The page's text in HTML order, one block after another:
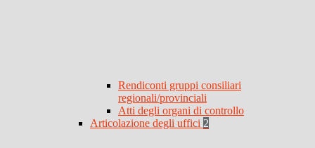
Rendiconti gruppi consiliari
regionali/provinciali
Atti degli organi di controllo
Articolazione degli uffici 2